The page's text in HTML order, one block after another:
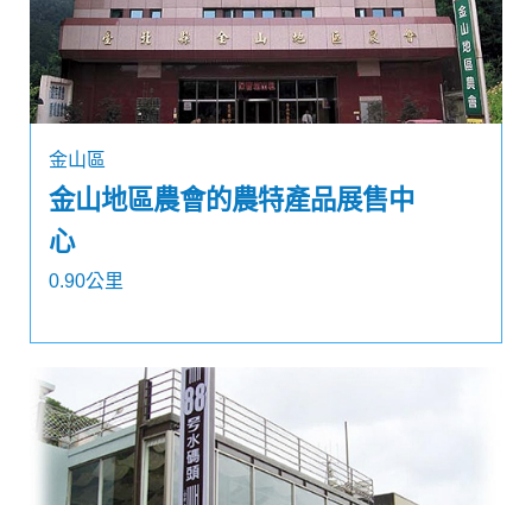
金山區
金山地區農會的農特產品展售中
心
0.90公里